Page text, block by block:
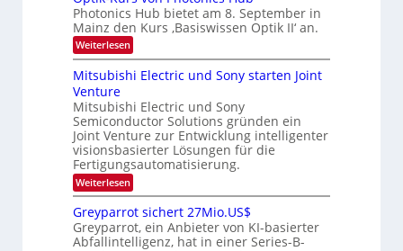
W
a
c
h
s
u
i
m
e
r
s
t
e
n
H
a
l
b
e
u
s
-
S
e
n
a
r
-
E
i
n
s
t
n
i
m
m
t
i
n
d
r
D
A
Photonics Hub bietet am 8. September in
Mainz den Kurs ‚Basiswissen Optik II‘ an.
Weiterlesen:
O
p
t
k
-
K
u
r
s
v
o
n
P
h
o
Mitsubishi Electric und Sony starten Joint
Venture
Mitsubishi Electric und Sony
Semiconductor Solutions gründen ein
Joint Venture zur Entwicklung intelligenter
visionsbasierter Lösungen für die
Fertigungsautomatisierung.
Weiterlesen:
M
t
s
u
Greyparrot sichert 27Mio.US$
Greyparrot, ein Anbieter von KI-basierter
Abfallintelligenz, hat in einer Series-B-